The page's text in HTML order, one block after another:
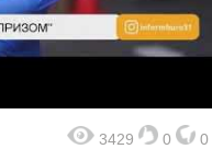
3429 0 0